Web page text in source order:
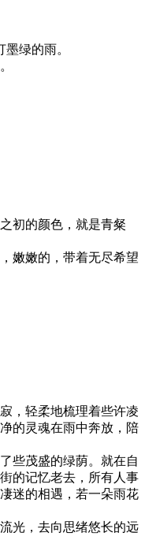
绿的雨。
初的颜色，就是青粲
嫩嫩的，带着无尽希望
，轻柔地梳理着些许凌
的灵魂在雨中奔放，陪
些茂盛的绿荫。就在自
的记忆老去，所有人事
迷的相遇，若一朵雨花
光，去向思绪悠长的远